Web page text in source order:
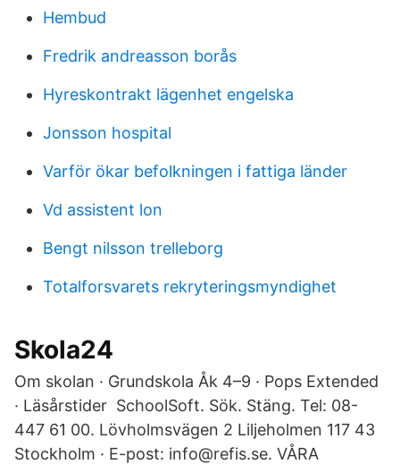
Hembud
Fredrik andreasson borås
Hyreskontrakt lägenhet engelska
Jonsson hospital
Varför ökar befolkningen i fattiga länder
Vd assistent lon
Bengt nilsson trelleborg
Totalforsvarets rekryteringsmyndighet
Skola24
Om skolan · Grundskola Åk 4–9 · Pops Extended
· Läsårstider SchoolSoft. Sök. Stäng. Tel: 08-
447 61 00. Lövholmsvägen 2 Liljeholmen 117 43
Stockholm · E-post: info@refis.se. VÅRA